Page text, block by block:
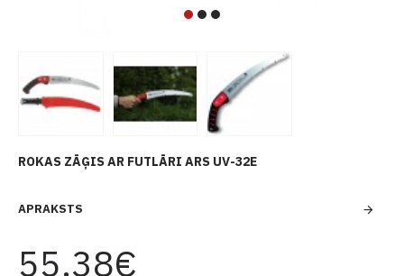
ROKAS ZĀĢIS AR FUTLĀRI ARS UV-32E
APRAKSTS
55,38€